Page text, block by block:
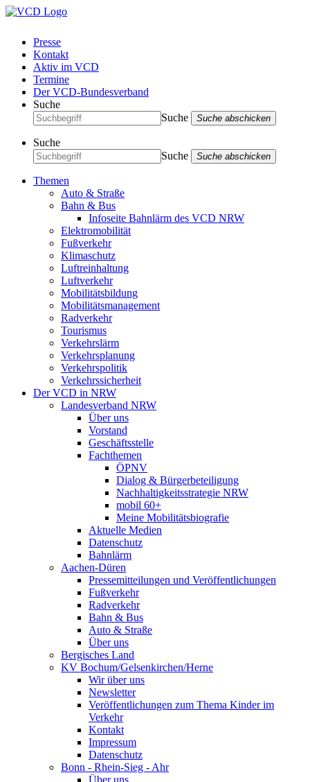
Presse
Kontakt
Aktiv im VCD
Termine
Der VCD-Bundesverband
Suche
Suche
Suche abschicken
Suche
Suche
Suche abschicken
Themen
Auto & Straße
Bahn & Bus
Infoseite Bahnlärm des VCD NRW
Elektromobilität
Fußverkehr
Klimaschutz
Luftreinhaltung
Luftverkehr
Mobilitätsbildung
Mobilitätsmanagement
Radverkehr
Tourismus
Verkehrslärm
Verkehrsplanung
Verkehrspolitik
Verkehrssicherheit
Der VCD in NRW
Landesverband NRW
Über uns
Vorstand
Geschäftsstelle
Fachthemen
ÖPNV
Dialog & Bürgerbeteiligung
Nachhaltigkeitsstrategie NRW
mobil 60+
Meine Mobilitätsbiografie
Aktuelle Medien
Datenschutz
Bahnlärm
Aachen-Düren
Pressemitteilungen und Veröffentlichungen
Fußverkehr
Radverkehr
Bahn & Bus
Auto & Straße
Über uns
Bergisches Land
KV Bochum/Gelsenkirchen/Herne
Wir über uns
Newsletter
Veröffentlichungen zum Thema Kinder im
Verkehr
Kontakt
Impressum
Datenschutz
Bonn - Rhein-Sieg - Ahr
Über uns